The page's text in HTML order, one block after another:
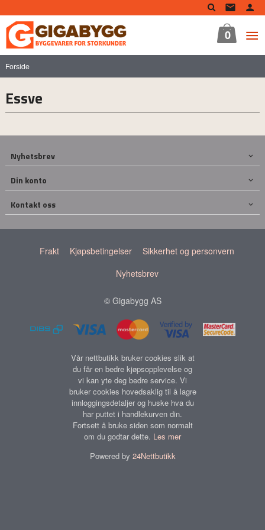
til
innholdet
0
Forside
Essve
Nyhetsbrev
Din konto
Kontakt oss
Frakt Kjøpsbetingelser
Sikkerhet og personvern
Nyhetsbrev
© Gigabygg AS
Vår nettbutikk bruker cookies slik at
du får en bedre kjøpsopplevelse og
vi kan yte deg bedre service. Vi
bruker cookies hovedsaklig til å lagre
innloggingsdetaljer og huske hva du
har puttet i handlekurven din.
Fortsett å bruke siden som normalt
om du godtar dette. Les mer
Powered by 24Nettbutikk